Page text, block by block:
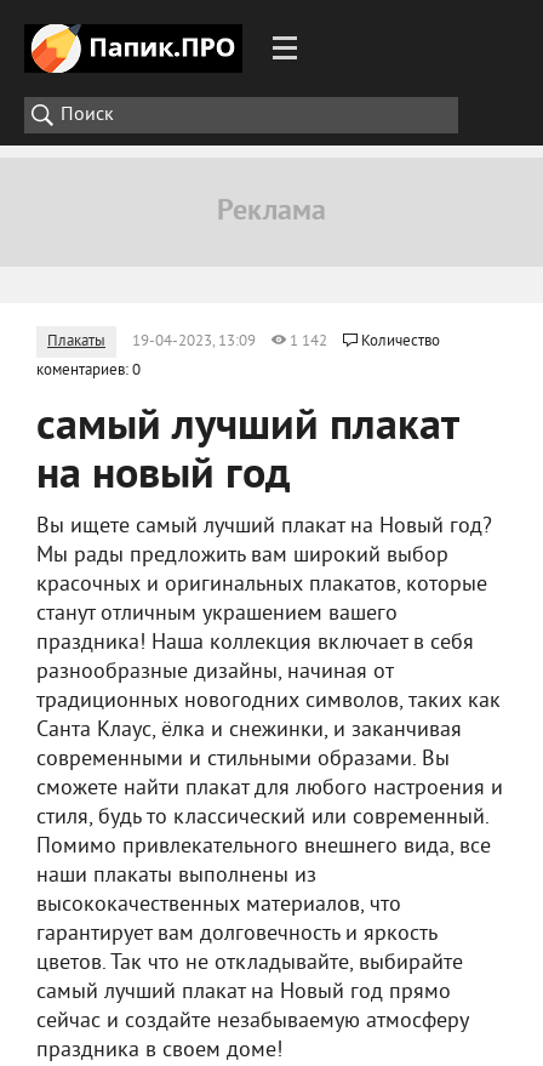
Плакаты 19-04-2023, 13:09 1 142
Количество
коментариев: 0
самый лучший плакат
на новый год
Вы ищете самый лучший плакат на Новый год?
Мы рады предложить вам широкий выбор
красочных и оригинальных плакатов, которые
станут отличным украшением вашего
праздника! Наша коллекция включает в себя
разнообразные дизайны, начиная от
традиционных новогодних символов, таких как
Санта Клаус, ёлка и снежинки, и заканчивая
современными и стильными образами. Вы
сможете найти плакат для любого настроения и
стиля, будь то классический или современный.
Помимо привлекательного внешнего вида, все
наши плакаты выполнены из
высококачественных материалов, что
гарантирует вам долговечность и яркость
цветов. Так что не откладывайте, выбирайте
самый лучший плакат на Новый год прямо
сейчас и создайте незабываемую атмосферу
праздника в своем доме!